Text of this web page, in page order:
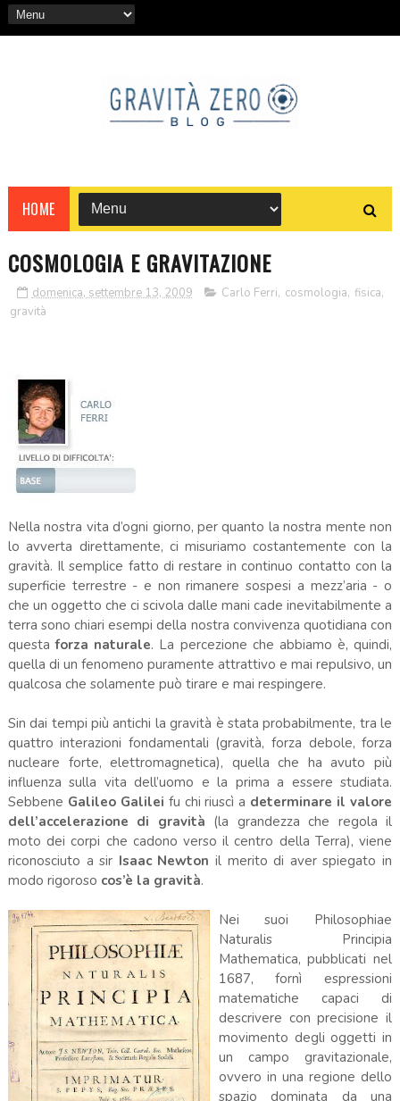
HOME
COSMOLOGIA E GRAVITAZIONE
domenica, settembre 13, 2009 Carlo Ferri, cosmologia, fisica,
gravità
Nella nostra vita d’ogni giorno, per quanto la nostra mente non
lo avverta direttamente, ci misuriamo costantemente con la
gravità. Il semplice fatto di restare in continuo contatto con la
superficie terrestre - e non rimanere sospesi a mezz’aria - o
che un oggetto che ci scivola dalle mani cade inevitabilmente a
terra sono chiari esempi della nostra convivenza quotidiana con
questa forza naturale. La percezione che abbiamo è, quindi,
quella di un fenomeno puramente attrattivo e mai repulsivo, un
qualcosa che solamente può tirare e mai respingere.
Sin dai tempi più antichi la gravità è stata probabilmente, tra le
quattro interazioni fondamentali (gravità, forza debole, forza
nucleare forte, elettromagnetica), quella che ha avuto più
influenza sulla vita dell’uomo e la prima a essere studiata.
Sebbene Galileo Galilei fu chi riuscì a determinare il valore
dell’accelerazione di gravità (la grandezza che regola il
moto dei corpi che cadono verso il centro della Terra), viene
riconosciuto a sir Isaac Newton il merito di aver spiegato in
modo rigoroso cos’è la gravità.
Nei suoi Philosophiae
Naturalis Principia
Mathematica, pubblicati nel
1687, fornì espressioni
matematiche capaci di
descrivere con precisione il
movimento degli oggetti in
un campo gravitazionale,
ovvero in una regione dello
spazio dominata da una